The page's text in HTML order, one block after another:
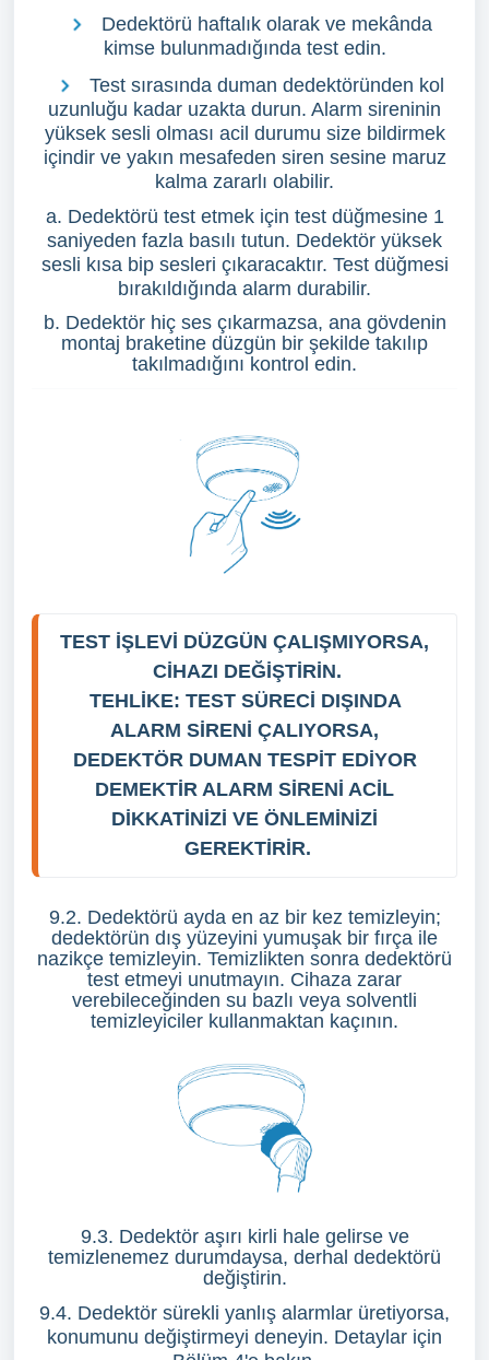
Dedektörü haftalık olarak ve mekânda
kimse bulunmadığında test edin.
Test sırasında duman dedektöründen kol
uzunluğu kadar uzakta durun. Alarm sireninin
yüksek sesli olması acil durumu size bildirmek
içindir ve yakın mesafeden siren sesine maruz
kalma zararlı olabilir.
a. Dedektörü test etmek için test düğmesine 1
saniyeden fazla basılı tutun. Dedektör yüksek
sesli kısa bip sesleri çıkaracaktır. Test düğmesi
bırakıldığında alarm durabilir.
b. Dedektör hiç ses çıkarmazsa, ana gövdenin
montaj braketine düzgün bir şekilde takılıp
takılmadığını kontrol edin.
TEST İŞLEVİ DÜZGÜN ÇALIŞMIYORSA,
CİHAZI DEĞİŞTİRİN.
TEHLİKE: TEST SÜRECİ DIŞINDA
ALARM SİRENİ ÇALIYORSA,
DEDEKTÖR DUMAN TESPİT EDİYOR
DEMEKTİR ALARM SİRENİ ACİL
DİKKATİNİZİ VE ÖNLEMİNİZİ
GEREKTİRİR.
9.2. Dedektörü ayda en az bir kez temizleyin;
dedektörün dış yüzeyini yumuşak bir fırça ile
nazikçe temizleyin. Temizlikten sonra dedektörü
test etmeyi unutmayın. Cihaza zarar
verebileceğinden su bazlı veya solventli
temizleyiciler kullanmaktan kaçının.
9.3. Dedektör aşırı kirli hale gelirse ve
temizlenemez durumdaysa, derhal dedektörü
değiştirin.
9.4. Dedektör sürekli yanlış alarmlar üretiyorsa,
konumunu değiştirmeyi deneyin. Detaylar için